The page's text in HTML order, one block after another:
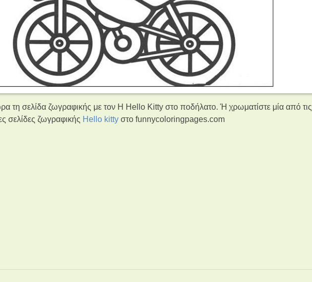
τη σελίδα ζωγραφικής με τον Η Hello Kitty στο ποδήλατο. Ή χρωματίστε μία από τις
σελίδες ζωγραφικής Hello kitty στο funnycoloringpages.com